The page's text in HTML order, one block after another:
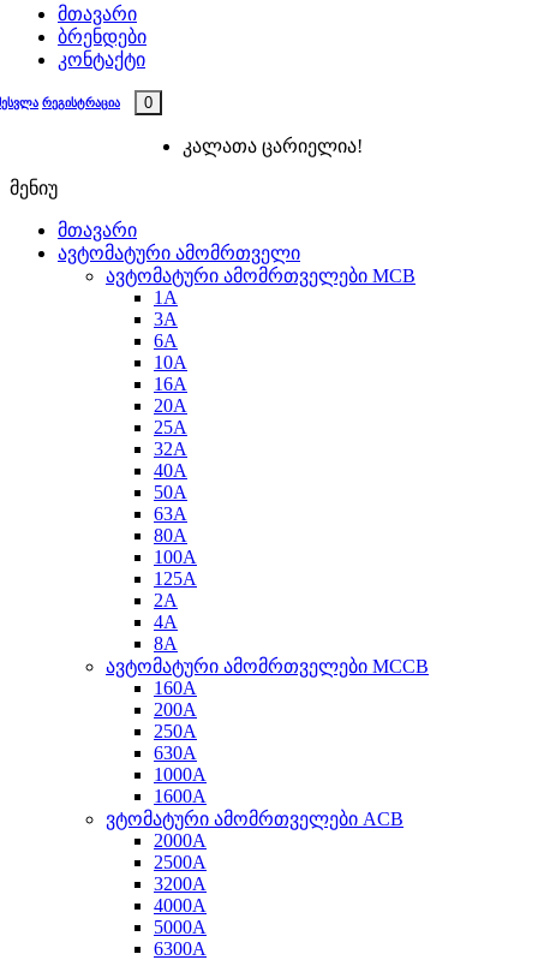
მთავარი
ბრენდები
კონტაქტი
რეგისტრაცია 0
კალათა ცარიელია!
მენიუ
მთავარი
ავტომატური ამომრთველი
ავტომატური ამომრთველები MCB
1A
3A
6A
10A
16A
20A
25А
32A
40A
50A
63A
80A
100A
125A
2A
4A
8A
ავტომატური ამომრთველები MCCB
160A
200A
250A
630A
1000A
1600A
ვტომატური ამომრთველები ACB
2000A
2500A
3200A
4000A
5000A
6300A